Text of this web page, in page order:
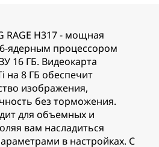
RAGE H317 - мощная
ядерным процессором
16 ГБ. Видеокарта
на 8 ГБ обеспечит
изображения,
без торможения.
для объемных и
вам насладиться
в настройках. С